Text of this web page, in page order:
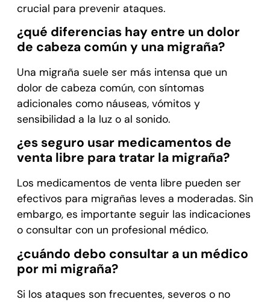
crucial para prevenir ataques.
¿qué diferencias hay entre un dolor
de cabeza común y una migraña?
Una migraña suele ser más intensa que un
dolor de cabeza común, con síntomas
adicionales como náuseas, vómitos y
sensibilidad a la luz o al sonido.
¿es seguro usar medicamentos de
venta libre para tratar la migraña?
Los medicamentos de venta libre pueden ser
efectivos para migrañas leves a moderadas. Sin
embargo, es importante seguir las indicaciones
o consultar con un profesional médico.
¿cuándo debo consultar a un médico
por mi migraña?
Si los ataques son frecuentes, severos o no